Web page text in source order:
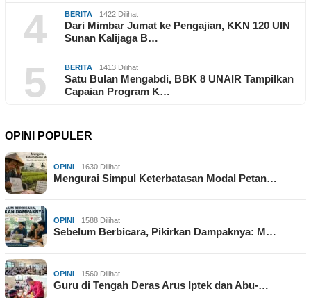
4 BERITA 1422 Dilihat
Dari Mimbar Jumat ke Pengajian, KKN 120 UIN
Sunan Kalijaga B…
5 BERITA 1413 Dilihat
Satu Bulan Mengabdi, BBK 8 UNAIR Tampilkan
Capaian Program K…
OPINI POPULER
OPINI 1630 Dilihat
Mengurai Simpul Keterbatasan Modal Petan…
OPINI 1588 Dilihat
Sebelum Berbicara, Pikirkan Dampaknya: M…
OPINI 1560 Dilihat
Guru di Tengah Deras Arus Iptek dan Abu-…